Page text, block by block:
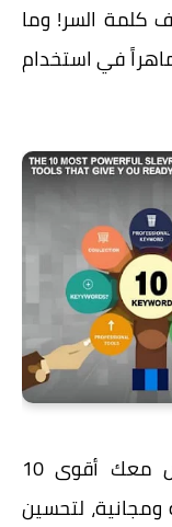
كلمة السر! وما
في استخدام
لذلك، دعني عزيزي القارئ استعرض معك أقوى 10
ومجانية، لتحسين